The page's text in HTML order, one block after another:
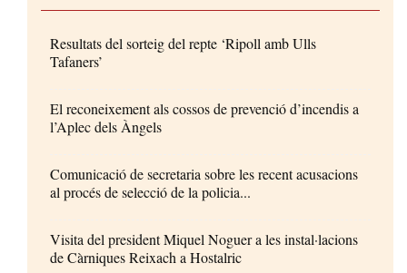
Resultats del sorteig del repte ‘Ripoll amb Ulls
Tafaners’
El reconeixement als cossos de prevenció d’incendis a
l’Aplec dels Àngels
Comunicació de secretaria sobre les recent acusacions
al procés de selecció de la policia...
Visita del president Miquel Noguer a les instal·lacions
de Càrniques Reixach a Hostalric